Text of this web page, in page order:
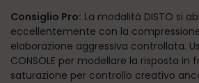
Consiglio Pro: La modalità DISTO si
eccellentemente con la
elaborazione aggressiva controllata.
CONSOLE per modellare la risposta in
saturazione per controllo creativo